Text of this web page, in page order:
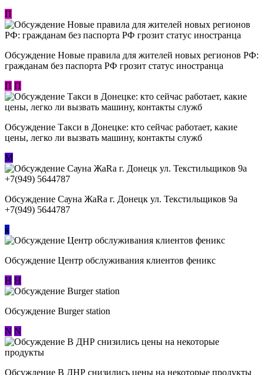
П
Обсуждение Новые правила для жителей новых регионов РФ:
гражданам без паспорта РФ грозит статус иностранца
П П
Обсуждение ​Такси в Донецке: кто сейчас работает, какие
цены, легко ли вызвать машину, контакты служб
М
Обсуждение Сауна ЖаRa г. Донецк ул. Текстильщиков 9а
+7(949) 5644787
к
Обсуждение Центр обслуживания клиентов феникс
Н Н
Обсуждение Burger station
N N
Обсуждение В ДНР снизились цены на некоторые продукты